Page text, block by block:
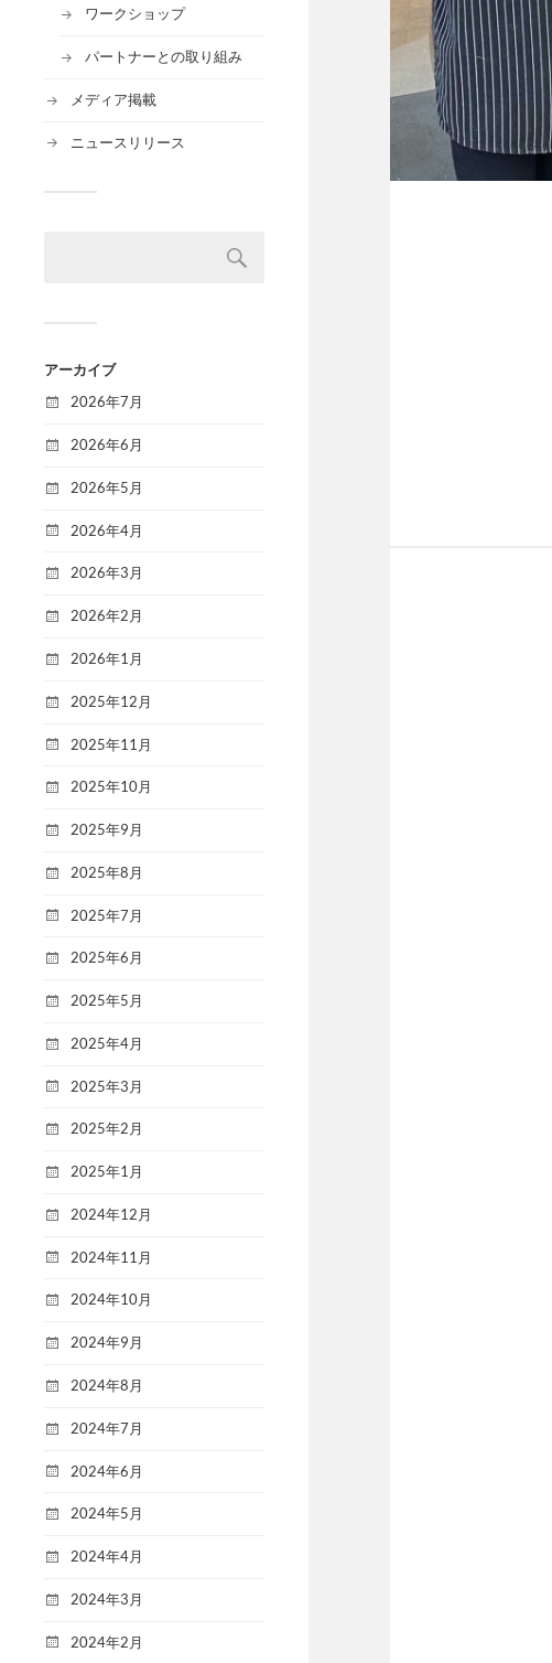
ワークショップ
パートナーとの取り組み
メディア掲載
ニュースリリース
アーカイブ
2026年7月
2026年6月
2026年5月
2026年4月
2026年3月
2026年2月
2026年1月
2025年12月
2025年11月
2025年10月
2025年9月
2025年8月
2025年7月
2025年6月
2025年5月
2025年4月
2025年3月
2025年2月
2025年1月
2024年12月
2024年11月
2024年10月
2024年9月
2024年8月
2024年7月
2024年6月
2024年5月
2024年4月
2024年3月
2024年2月